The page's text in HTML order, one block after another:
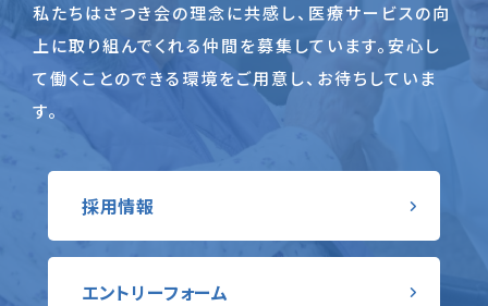
私たちはさつき会の理念に共感し、医療サービスの向
上に取り組んでくれる仲間を募集しています。安心し
て働くことのできる環境をご用意し、お待ちしていま
す。
採用情報
エントリーフォーム